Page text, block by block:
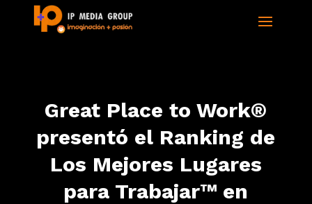
Great Place to Work®
presentó el Ranking de
Los Mejores Lugares
para Trabajar™ en